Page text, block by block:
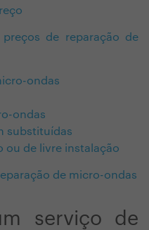
de reparação de
ondas
ondas
substituídas
ou de livre instalação
de micro-ondas
serviço de